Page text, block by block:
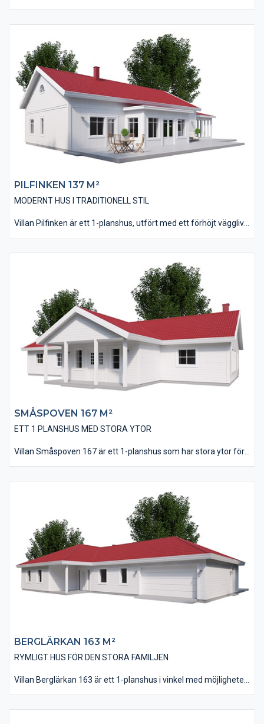
Huset är på 160 kvm i boyta och innehåller fyra stycken sovrum
som alla ligger intill allrummet. Vardagsrum, kök och matplats
ligger tillsammans i en modern öppenhet där man får en trevlig
rymdkänsla tack vare ryggåstaket i denna del. Lägg även märke
till de rymliga klädkammare som finns till förvaring.
PILFINKEN 137 M²
MODERNT HUS I TRADITIONELL STIL
Villan Pilfinken är ett 1-planshus, utfört med ett förhöjt väggliv
boyta och innehåller 3 st väl tilltagna Sovrum. Husets kök har
ett vinkelinrede plus en stor köksö där man kan bereda mat i
goda vänners lag. Vardagsrummet är på nästan 40 kvm och
vars stora fönsterpartier ger rummet ett inbjudande ljus.
SMÅSPOVEN 167 M²
ETT 1 PLANSHUS MED STORA YTOR
Villan Småspoven 167 är ett 1-planshus som har stora ytor för
boyta och innehåller 3 st sovrum plus ett allrum som också kan
göras om till ett sovrum om behov skulle uppstå.
Vardagsrummet, kök och matplats är på nästan 60 kvm och
finns placerat i husets ena del i en öppen och modern
utformning. Köket är dessutom utfört med ett klassiskt
skafferi.
BERGLÄRKAN 163 M²
RYMLIGT HUS FÖR DEN STORA FAMILJEN
Villan Berglärkan 163 är ett 1-planshus i vinkel med möjligheten